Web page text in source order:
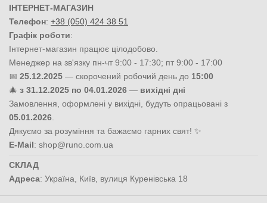
ІНТЕРНЕТ-МАГАЗИН
Телефон: +38 (050) 424 38 51
Графік роботи:
Інтернет-магазин працює цілодобово.
Менеджер на зв'язку пн-чт 9:00 - 17:30; пт 9:00 - 17:00
📅 25.12.2025 — скорочений робочий день до 15:00
🎄 з 31.12.2025 по 04.01.2026 — вихідні дні
Замовлення, оформлені у вихідні, будуть опрацьовані з
05.01.2026
Дякуємо за розуміння та бажаємо гарних свят! ✨
E-Mail: shop@runo.com.ua
СКЛАД
Адреса: Україна Київ вулиця Куренівська 18